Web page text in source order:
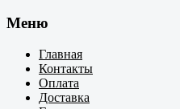
Меню
Главная
Контакты
Оплата
Доставка